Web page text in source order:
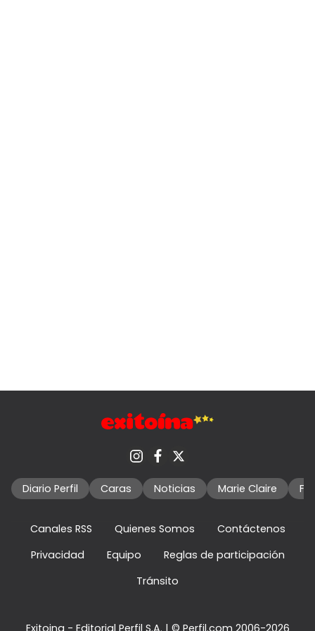
Diario Perfil Caras Noticias Marie Claire
Canales RSS Quienes Somos
Contáctenos
Privacidad
Equipo
Reglas de participación
Tránsito